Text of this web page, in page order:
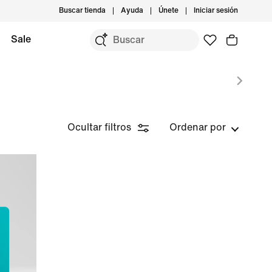
Buscar tienda Ayuda Únete Iniciar sesión
Sale
Ocultar filtros Ordenar por